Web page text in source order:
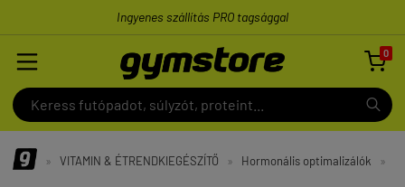
Ingyenes szállítás PRO tagsággal
0

» VITAMIN & ÉTRENDKIEGÉSZÍTŐ » Hormonális optimalizálók »